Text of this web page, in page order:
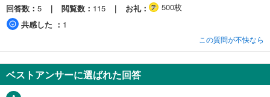
回答数
5 閲覧数 115 お礼
500枚
共感した
1
この質問が不快なら
ベストアンサーに選ばれた回答